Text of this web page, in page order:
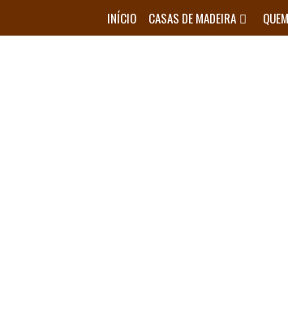
INÍCIO CASAS DE MADEIRA